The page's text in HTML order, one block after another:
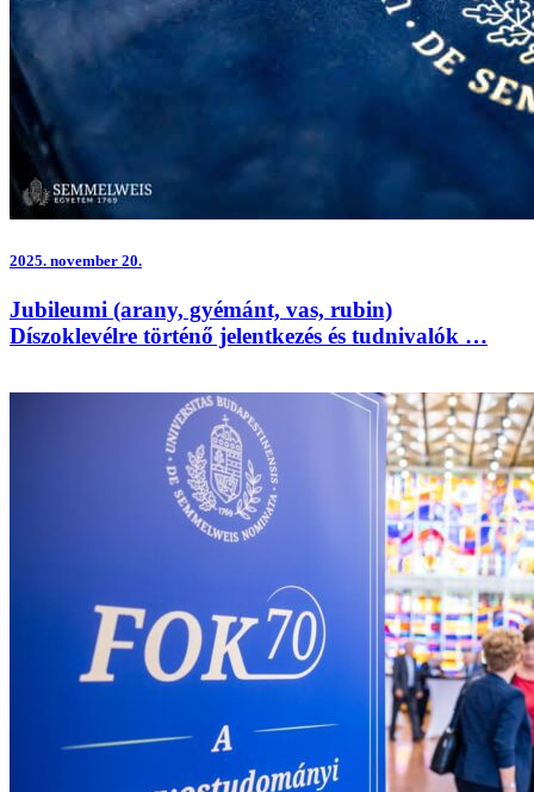
2025. november 20.
Jubileumi (arany, gyémánt, vas, rubin)
Díszoklevélre történő jelentkezés és tudnivalók …